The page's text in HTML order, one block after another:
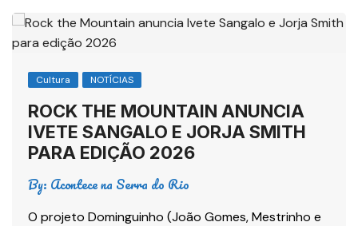
Cultura NOTÍCIAS
ROCK THE MOUNTAIN ANUNCIA
IVETE SANGALO E JORJA SMITH
PARA EDIÇÃO 2026
By: Acontece na Serra do Rio
O projeto Dominguinho (João Gomes, Mestrinho e